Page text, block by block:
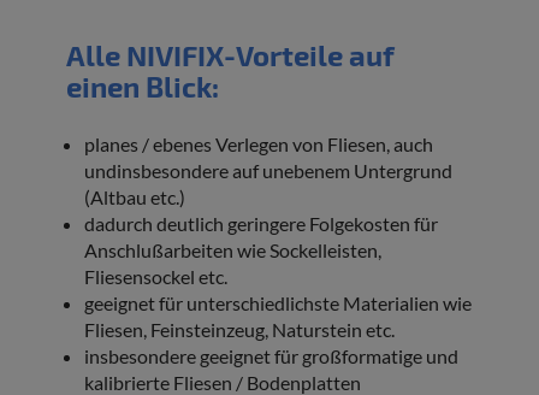
Alle NIVIFIX-Vorteile auf
einen Blick:
planes / ebenes Verlegen von Fliesen, auch
undinsbesondere auf unebenem Untergrund
(Altbau etc.)
dadurch deutlich geringere Folgekosten für
Anschlußarbeiten wie Sockelleisten,
Fliesensockel etc.
geeignet für unterschiedlichste Materialien wie
Fliesen, Feinsteinzeug, Naturstein etc.
insbesondere geeignet für großformatige und
kalibrierte Fliesen / Bodenplatten